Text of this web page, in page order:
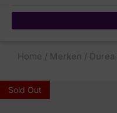
Home / Merken / Durea
Sold Out